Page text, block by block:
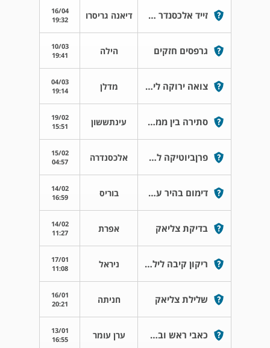
זייד אלכסנדר 70 א דיאנה גריסרו
16/04
19:32
גרפסים חזקים הילה
10/03
19:41
צואה ירוקה לילד בן 3 מדוע?? מדלן
04/03
19:14
סתירה בין ממצאי גסטרוסקופיה לבדיקתנשיפה עינתששון
19/02
15:51
פרןביוטיקה לתינוקות אלכסנדרה
15/02
04:57
דימום בהיר על הנייר בוריס
14/02
16:59
בדיקת צליאק אפרת
14/02
11:27
ריקון קיבה לילדה ניראל
17/01
11:08
שלילת צליאק חניתה
16/01
20:21
כאבי ראש ובטן צליאקית ערן עומר
13/01
16:55